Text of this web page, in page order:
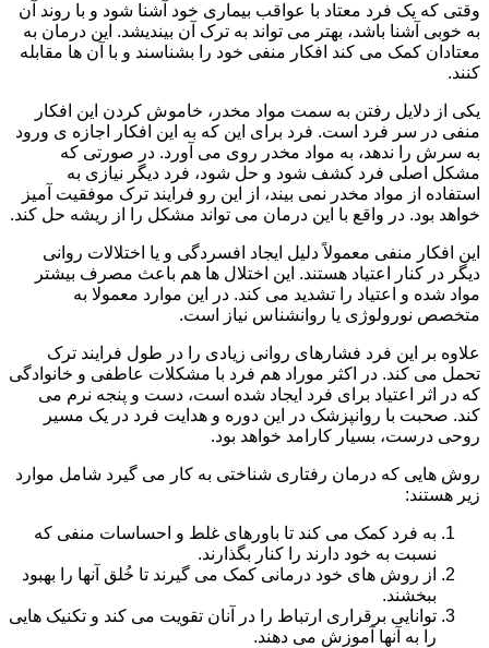
وقتی که یک فرد معتاد با عواقب بیماری خود آشنا شود و با روند آن
به خوبی آشنا باشد، بهتر می تواند به ترک آن بیندیشد. این درمان به
معتادان کمک می کند افکار منفی خود را بشناسند و با آن ها مقابله
کنند.
یکی از دلایل رفتن به سمت مواد مخدر، خاموش کردن این افکار
منفی در سر فرد است. فرد برای این که به این افکار اجازه ی ورود
به سرش را ندهد، به مواد مخدر روی می آورد. در صورتی که
مشکل اصلی فرد کشف شود و حل شود، فرد دیگر نیازی به
استفاده از مواد مخدر نمی بیند، از این رو فرایند ترک موفقیت آمیز
خواهد بود. در واقع با این درمان می تواند مشکل را از ریشه حل کند.
این افکار منفی معمولاً دلیل ایجاد افسردگی و یا اختلالات روانی
دیگر در کنار اعتیاد هستند. این اختلال ها هم باعث مصرف بیشتر
مواد شده و اعتیاد را تشدید می کند. در این موارد معمولا به
متخصص نورولوژی یا روانشناس نیاز است.
علاوه بر این فرد فشارهای روانی زیادی را در طول فرایند ترک
تحمل می کند. در اکثر موراد هم فرد با مشکلات عاطفی و خانوادگی
که در اثر اعتیاد برای فرد ایجاد شده است، دست و پنجه نرم می
کند. صحبت با روانپزشک در این دوره و هدایت فرد در یک مسیر
روحی درست، بسیار کارامد خواهد بود.
روش هایی که درمان رفتاری شناختی به کار می گیرد شامل موارد
زیر هستند:
به فرد کمک می کند تا باورهای غلط و احساسات منفی که
نسبت به خود دارند را کنار بگذارند.
از روش های خود درمانی کمک می گیرند تا خُلق آنها را بهبود
ببخشند.
توانایی برقراری ارتباط را در آنان تقویت می کند و تکنیک هایی
را به آنها آموزش می دهند.